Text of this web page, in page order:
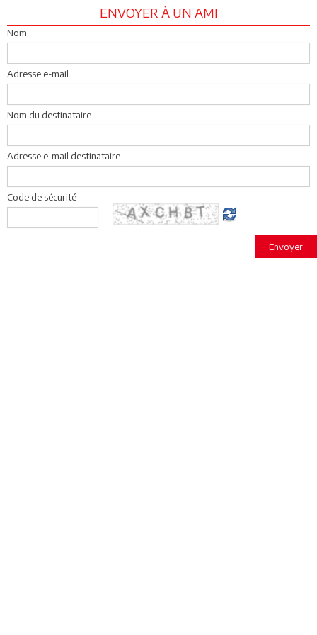
ENVOYER À UN AMI
Nom
Adresse e-mail
Nom du destinataire
Adresse e-mail destinataire
Code de sécurité
Envoyer